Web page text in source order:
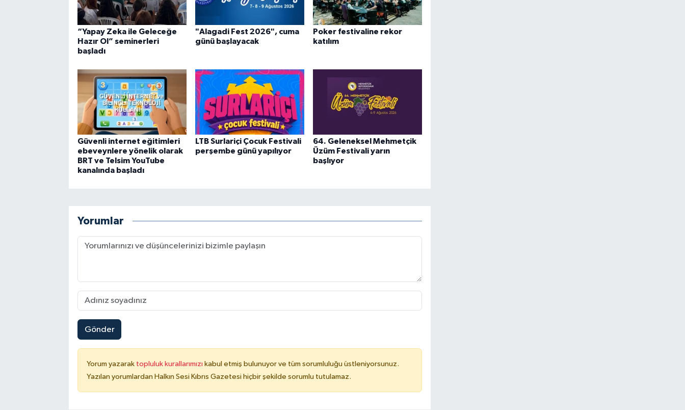
“Yapay Zeka ile Geleceğe
Hazır Ol” seminerleri
başladı
"Alagadi Fest 2026", cuma
günü başlayacak
Poker festivaline rekor
katılım
Güvenli internet eğitimleri
ebeveynlere yönelik olarak
BRT ve Telsim YouTube
kanalında başladı
LTB Surlariçi Çocuk Festivali
perşembe günü yapılıyor
64. Geleneksel Mehmetçik
Üzüm Festivali yarın
başlıyor
Yorumlar
Gönder
Yorum yazarak topluluk kurallarımızı kabul etmiş bulunuyor ve tüm sorumluluğu üstleniyorsunuz.
Yazılan yorumlardan Halkın Sesi Kıbrıs Gazetesi hiçbir şekilde sorumlu tutulamaz.